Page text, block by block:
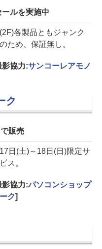
ルを実施中
各製品ともジャンク
ため、保証無し。
影協力:サンコーレアモノ
ク
販売
日(土)～18日(日)限定サ
ス。
影協力:パソコンショップ
ク]